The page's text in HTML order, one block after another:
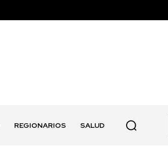
REGIONARIOS SALUD